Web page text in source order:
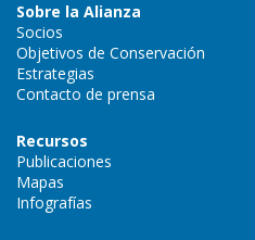
Sobre la Alianza
Socios
Objetivos de Conservación
Estrategias
Contacto de prensa
Recursos
Publicaciones
Mapas
Infografías